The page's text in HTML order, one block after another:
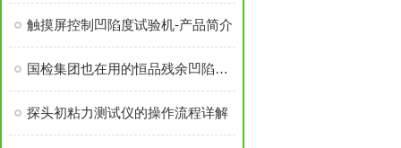
触摸屏控制凹陷度试验机-产品简介
国检集团也在用的恒品残余凹陷度试验机
探头初粘力测试仪的操作流程详解